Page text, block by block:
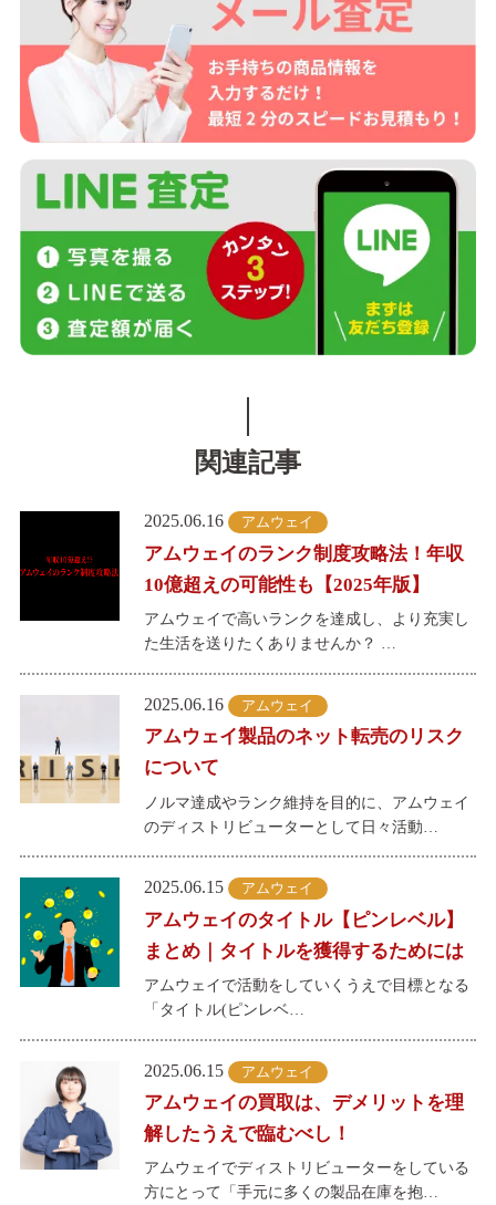
関連記事
2025.06.16 アムウェイ
アムウェイのランク制度攻略法！年収
10億超えの可能性も【2025年版】
アムウェイで高いランクを達成し、より充実し
た生活を送りたくありませんか？ …
2025.06.16 アムウェイ
アムウェイ製品のネット転売のリスク
について
ノルマ達成やランク維持を目的に、アムウェイ
のディストリビューターとして日々活動…
2025.06.15 アムウェイ
アムウェイのタイトル【ピンレベル】
まとめ｜タイトルを獲得するためには
アムウェイで活動をしていくうえで目標となる
「タイトル(ピンレベ…
2025.06.15 アムウェイ
アムウェイの買取は、デメリットを理
解したうえで臨むべし！
アムウェイでディストリビューターをしている
方にとって「手元に多くの製品在庫を抱…